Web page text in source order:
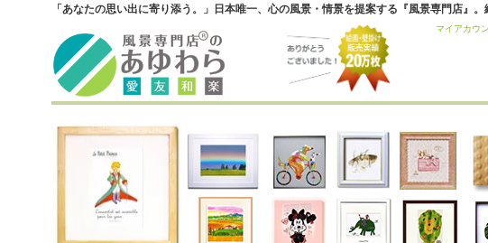
「あなたの思い出に寄り添う。」日本唯一、心の風景・情景を提案する『風景専門店
マイアカウ